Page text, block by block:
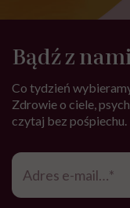
Bądź z
Co tydzień
Zdrowie o ciele,
czytaj bez pośpiechu.
Adres
mail*